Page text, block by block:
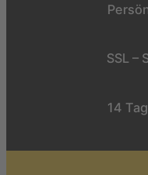
SSL –
14